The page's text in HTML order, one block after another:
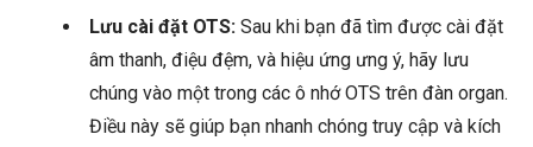
Lưu cài đặt OTS: Sau khi bạn đã tìm được cài đặt
âm thanh, điệu đệm, và hiệu ứng ưng ý, hãy lưu
chúng vào một trong các ô nhớ OTS trên đàn organ.
Điều này sẽ giúp bạn nhanh chóng truy cập và kích